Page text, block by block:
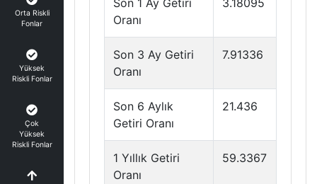
Orta Riskli
Fonlar
Yüksek
Riskli Fonlar
Çok
Yüksek
Riskli Fonlar
Son 1 Ay Getiri
Oranı
3.18095
Son 3 Ay Getiri
Oranı
7.91336
Son 6 Aylık
Getiri Oranı
21.436
1 Yıllık Getiri
Oranı
59.3367